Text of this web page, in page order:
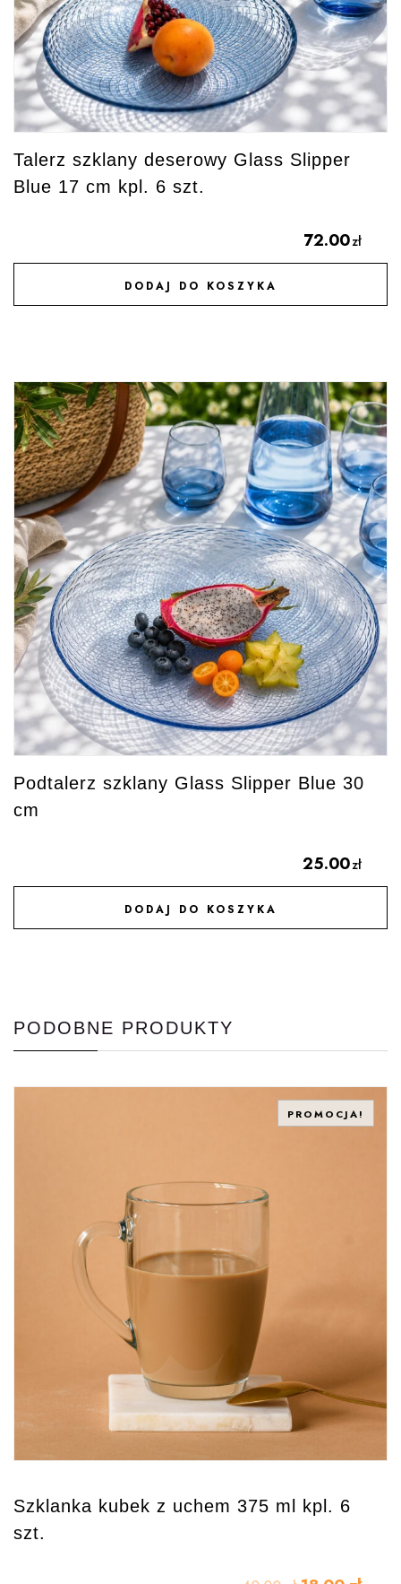
Talerz szklany deserowy Glass Slipper
Blue 17 cm kpl. 6 szt.
72.00zł
DODAJ DO KOSZYKA
DODAJ DO ULUBIONYCH
Podtalerz szklany Glass Slipper Blue 30
cm
25.00zł
DODAJ DO KOSZYKA
DODAJ DO ULUBIONYCH
PODOBNE PRODUKTY
PROMOCJA!
Szklanka kubek z uchem 375 ml kpl. 6
szt.